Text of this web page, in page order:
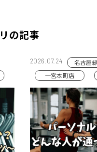
の記事
2026.07.24
名古屋
一宮本町店